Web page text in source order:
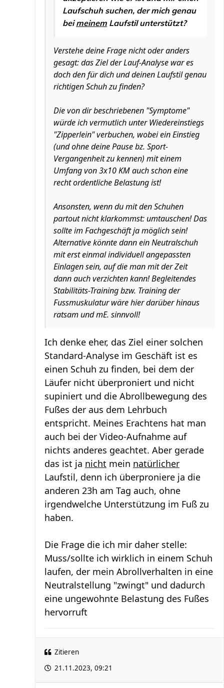
Laufschuh suchen, der mich genau
beimeinem Laufstil unterstützt?
Verstehe deine Frage nicht oder anders
gesagt: das Ziel der Lauf-Analyse war es
doch den für dich und deinen Laufstil genau
richtigen Schuh zu finden?
Die von dir beschriebenen "Symptome"
würde ich vermutlich unter Wiedereinstiegs
"Zipperlein" verbuchen, wobei ein Einstieg
(und ohne deine Pause bz. Sport-
Vergangenheit zu kennen) mit einem
Umfang von 3x10 KM auch schon eine
recht ordentliche Belastung ist!
Ansonsten, wenn du mit den Schuhen
partout nicht klarkommst: umtauschen! Das
sollte im Fachgeschäft ja möglich sein!
Alternative könnte dann ein Neutralschuh
mit erst einmal individuell angepassten
Einlagen sein, auf die man mit der Zeit
dann auch verzichten kann! Begleitendes
Stabilitäts-Training bzw. Training der
Fussmuskulatur wäre hier darüber hinaus
ratsam und mE. sinnvoll!
Ich denke eher, das Ziel einer solchen
Standard-Analyse im Geschäft ist es
einen Schuh zu finden, bei dem der
Läufer nicht überproniert und nicht
supiniert und die Abrollbewegung des
Fußes der aus dem Lehrbuch
entspricht. Meines Erachtens hat man
auch bei der Video-Aufnahme auf
nichts anderes geachtet. Aber gerade
das ist ja nicht mein natürlicher
Laufstil, denn ich überproniere ja die
anderen 23h am Tag auch, ohne
irgendwelche Unterstützung im Fuß zu
haben.
Die Frage die ich mir daher stelle:
Muss/sollte ich wirklich in einem Schuh
laufen, der mein Abrollverhalten in eine
Neutralstellung "zwingt" und dadurch
eine ungewohnte Belastung des Fußes
hervorruft
Zitieren
21.11.2023, 09:21